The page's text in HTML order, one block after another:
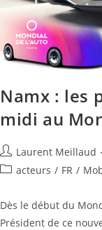
Namx : les
midi au
Laurent Meillaud
acteurs / FR /
Dès le début du
Président de ce